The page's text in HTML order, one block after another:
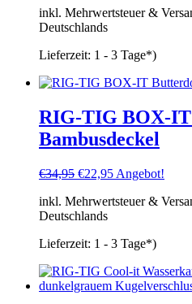
inkl. Mehrwertsteuer &
Deutschlands
Lieferzeit: 1 - 3 Tage*)
RIG-TIG BOX-
Bambusdeckel
€34,95 Ursprünglicher
war:
€34,95
€22,95Aktueller
ist:
Angebot!
inkl. Mehrwertsteuer &
Deutschlands
Lieferzeit: 1 - 3 Tage*)